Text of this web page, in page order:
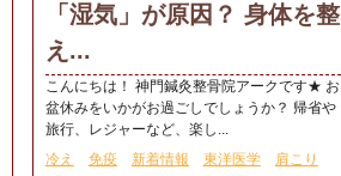
「湿気」が原因？ 身体を整
え...
こんにちは！ 神門鍼灸整骨院アークです★ お
盆休みをいかがお過ごしでしょうか？ 帰省や
旅行、レジャーなど、楽し...
冷え
免疫 新着情報 東洋医学
肩こり